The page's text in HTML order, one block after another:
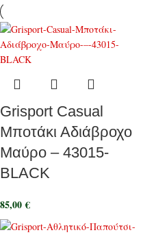
Grisport Casual
Μποτάκι Αδιάβροχο
Μαύρο – 43015-
BLACK
85,00€